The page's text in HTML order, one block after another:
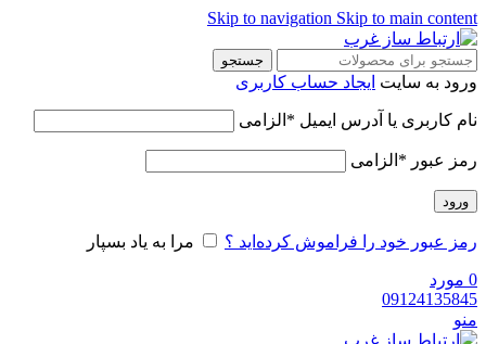
Skip to navigation Skip to main content
جستجو
ورود به سایت ایجاد حساب کاربری
نام کاربری یا آدرس ایمیل * الزامی
رمز عبور * الزامی
ورود
رمز عبور خود را فراموش کرده‌اید ؟ مرا به یاد بسپار
0 مورد
09124135845
منو